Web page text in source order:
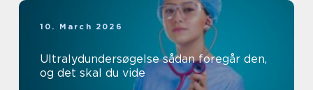
10. March 2026
Ultralydundersøgelse sådan foregår den,
og det skal du vide